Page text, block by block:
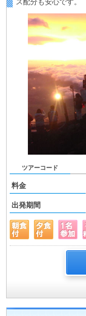
ス配分も安心です。
ツアーコード
料金
出発期間